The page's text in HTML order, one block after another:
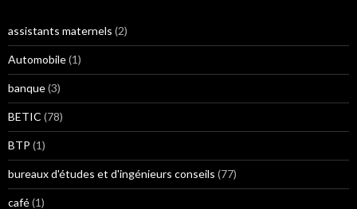
assistants maternels (2)
Automobile(1)
banque(3)
BETIC (78)
BTP (1)
bureaux d'études et d'ingénieurs conseils (77)
café(1)